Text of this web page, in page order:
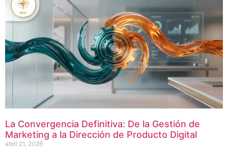
La Convergencia Definitiva: De la Gestión de
Marketing a la Dirección de Producto Digital
abril 21, 2026